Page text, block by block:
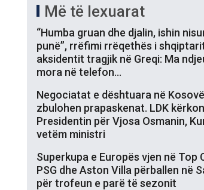
Më të lexuarat
“Humba gruan dhe djalin, ishin
punë”, rrëfimi rrëqethës i
aksidentit tragjik në Greqi: Ma
mora në telefon…
Negociatat e dështuara në
zbulohen prapaskenat. LDK kërkon
Presidentin për Vjosa Osmanin,
vetëm ministri
Superkupa e Europës vjen në Top
PSG dhe Aston Villa përballen në
për trofeun e parë të sezonit